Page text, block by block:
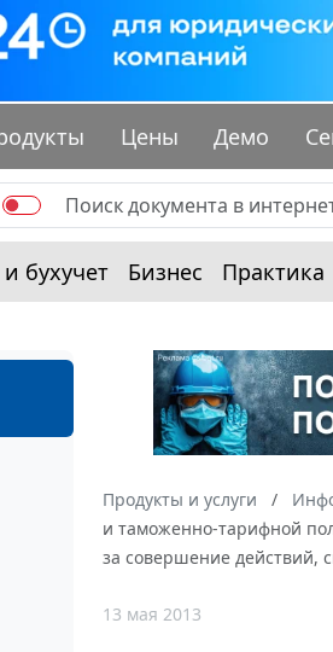
Цены Демо
бухучет Бизнес Практика
Продукты и услуги
и таможенно-тарифной
за совершение действий,
13 мая 2013